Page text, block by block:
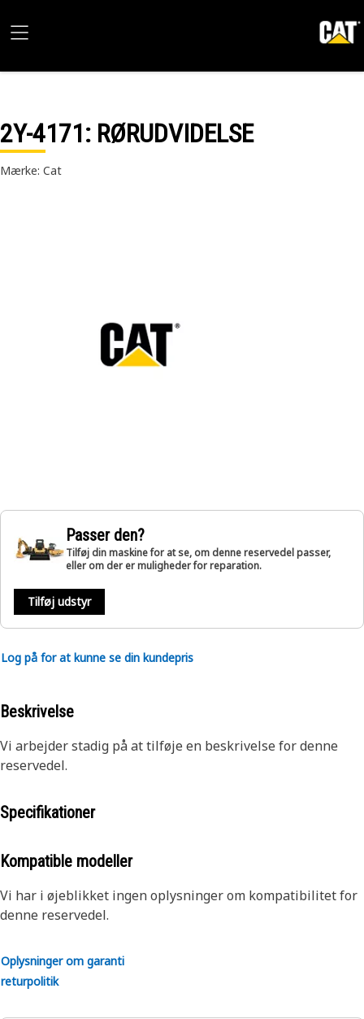
2Y-4171: RØRUDVIDELSE
Mærke: Cat
Passer den?
Tilføj din maskine for at se, om denne reservedel passer,
eller om der er muligheder for reparation.
Tilføj udstyr
Log på for at kunne se din kundepris
Beskrivelse
Vi arbejder stadig på at tilføje en beskrivelse for denne
reservedel.
Specifikationer
Kompatible modeller
Vi har i øjeblikket ingen oplysninger om kompatibilitet for
denne reservedel.
Oplysninger om garanti
returpolitik